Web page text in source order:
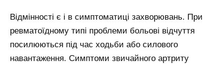
Відмінності є і в симптоматиці захворювань. При
ревматоїдному типі проблеми больові відчуття
посилюються під час ходьби або силового
навантаження. Симптоми звичайного артриту